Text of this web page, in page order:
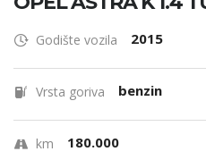
Godište vozila 2015
Vrsta goriva benzin
km 180.000